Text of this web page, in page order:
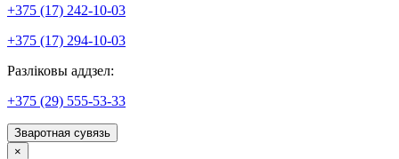
+375 (17) 242-10-03
+375 (17) 294-10-03
Разліковы аддзел:
+375 (29) 555-53-33
Зваротная сувязь
×